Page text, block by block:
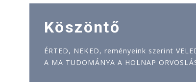
Köszöntő
ÉRTED, NEKED, reményeink szerint
A MA TUDOMÁNYA A HOLNAP